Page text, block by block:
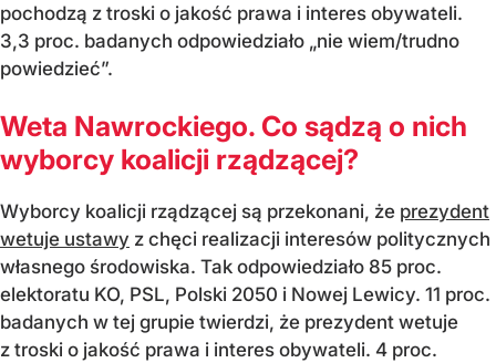
pochodzą z troski o jakość prawa i interes obywateli.
3,3 proc. badanych odpowiedziało „nie wiem/trudno
powiedzieć”.
Weta Nawrockiego. Co sądzą o nich
wyborcy koalicji rządzącej?
Wyborcy koalicji rządzącej są przekonani, że prezydent
wetuje ustawy z chęci realizacji interesów politycznych
własnego środowiska. Tak odpowiedziało 85 proc.
elektoratu KO, PSL, Polski 2050 i Nowej Lewicy. 11 proc.
badanych w tej grupie twierdzi, że prezydent wetuje
z troski o jakość prawa i interes obywateli. 4 proc.